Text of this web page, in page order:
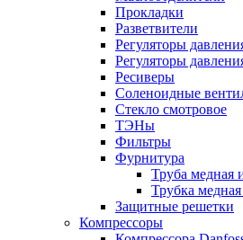
Прокладки
Разветвители
Регуляторы
Регуляторы
Ресиверы
Соленоидные
Стекло смотровое
ТЭНы
Фильтры
Фурнитура
Труба медная
Трубка
Защитные решетки
Компрессоры